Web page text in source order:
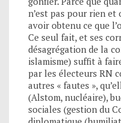
n’est pas pour rien et
avoir obtenu ce que
Ce seul fait, et ses
désagrégation de la
islamisme) suffit à
par les électeurs RN
autres « fautes »,
(Alstom, nucléaire),
sociales (gestion du